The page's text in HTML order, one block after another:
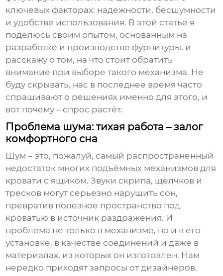
ключевых факторах: надежности, бесшумности
и удобстве использования. В этой статье я
поделюсь своим опытом, основанным на
разработке и производстве фурнитуры, и
расскажу о том, на что стоит обратить
внимание при выборе такого механизма. Не
буду скрывать, нас в последнее время часто
спрашивают о решениях именно для этого, и
вот почему – спрос растёт.
Проблема шума: тихая работа – залог
комфортного сна
Шум – это, пожалуй, самый распространенный
недостаток многих подъёмных механизмов для
кровати с ящиком. Звуки скрипа, щелчков и
тресков могут серьезно нарушить сон,
превратив полезное пространство под
кроватью в источник раздражения. И
проблема не только в механизме, но и в его
установке, в качестве соединений и даже в
материалах, из которых он изготовлен. Нам
нередко приходят запросы от дизайнеров,